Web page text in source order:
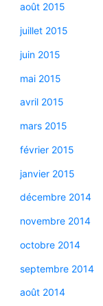
août 2015
juillet 2015
juin 2015
mai 2015
avril 2015
mars 2015
février 2015
janvier 2015
décembre 2014
novembre 2014
octobre 2014
septembre 2014
août 2014